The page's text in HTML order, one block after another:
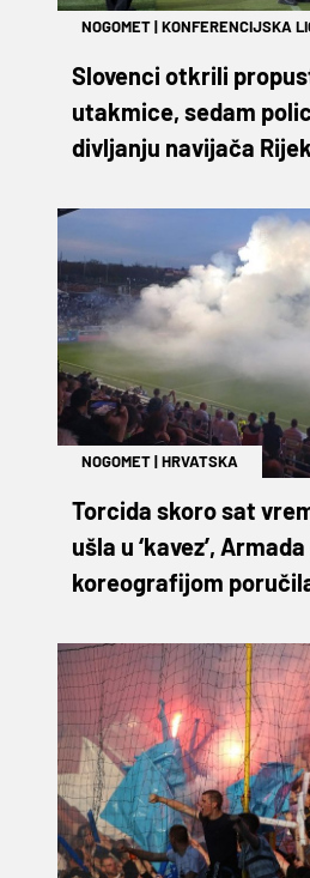
NOGOMET|KONFERENCIJSKA
Slovenci otkrili
utakmice, sedam
divljanju navijača
NOGOMET|HRVATSKA
Torcida skoro sat
ušla u ‘kavez’,
koreografijom